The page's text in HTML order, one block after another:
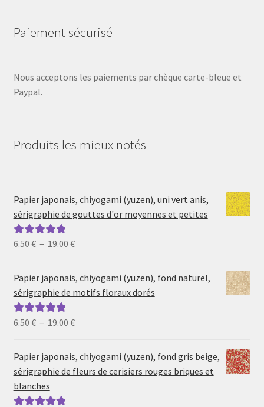
Paiement sécurisé
Nous acceptons les paiements par chèque carte-bleue et
Paypal.
Produits les mieux notés
Papier japonais, chiyogami (yuzen), uni vert anis,
sérigraphie de gouttes d'or moyennes et petites
Note5.00sur
6.50 € – 19.00 €Plage
prix :
6.50 €
19.00 €
Papier japonais, chiyogami (yuzen), fond naturel,
sérigraphie de motifs floraux dorés
Note5.00sur
6.50 € – 19.00 €Plage
prix :
6.50 €
Papier japonais, chiyogami (yuzen), fond gris beige,
sérigraphie de fleurs de cerisiers rouges briques et
blanches